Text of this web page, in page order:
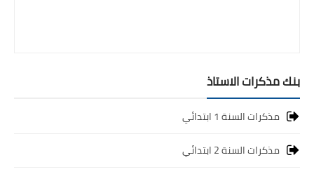
بنك مذكرات الاستاذ
مذكرات السنة 1 ابتدائي
مذكرات السنة 2 ابتدائي